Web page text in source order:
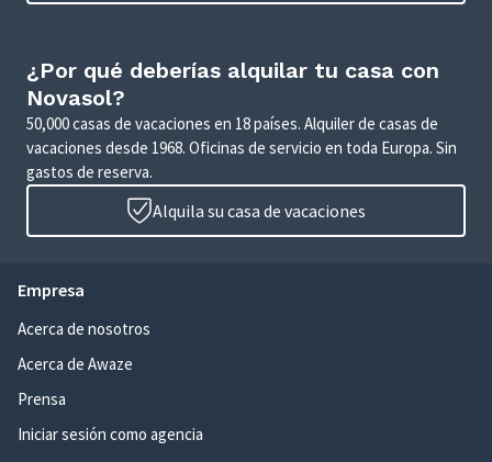
¿Por qué deberías alquilar tu casa con
Novasol?
50,000 casas de vacaciones en 18 países. Alquiler de casas de
vacaciones desde 1968. Oficinas de servicio en toda Europa. Sin
gastos de reserva.
Alquila su casa de vacaciones
Empresa
Acerca de nosotros
Acerca de Awaze
Prensa
Iniciar sesión como agencia